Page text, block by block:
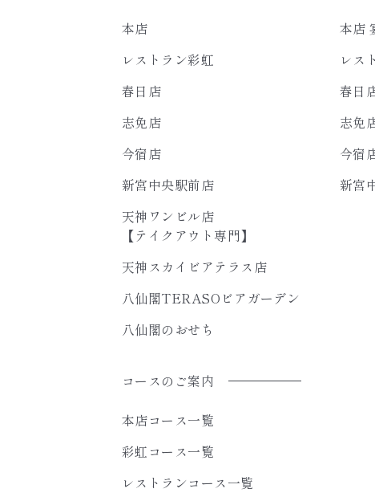
本店
レストラン彩虹
春日店
志免店
今宿店
新宮中央駅前店
天神ワンビル店
【テイクアウト専門】
天神スカイビアテラス店
八仙閣TERASOビアガーデン
八仙閣のおせち
コースのご案内
本店コース一覧
彩虹コース一覧
レストランコース一覧
本店
レス
春日
志免
今宿
新宮